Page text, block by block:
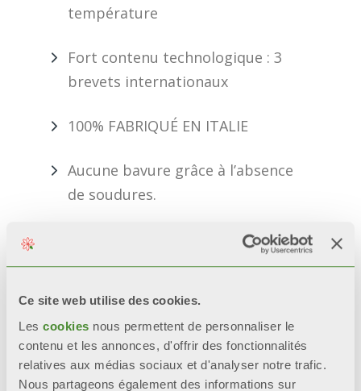
Ce site web utilise des cookies.
Les cookies nous permettent de personnaliser le
contenu et les annonces, d'offrir des fonctionnalités
relatives aux médias sociaux et d'analyser notre trafic.
Nous partageons également des informations sur
température
Fort contenu technologique : 3
brevets internationaux
100% FABRIQUÉ EN ITALIE
Aucune bavure grâce à l’absence
de soudures.
INFORMATIONS REQUISES
BIM